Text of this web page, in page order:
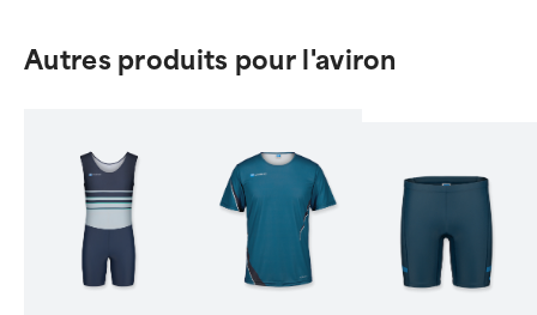
Autres produits pour l'aviron